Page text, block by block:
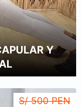
Y
S/ 500 PEN